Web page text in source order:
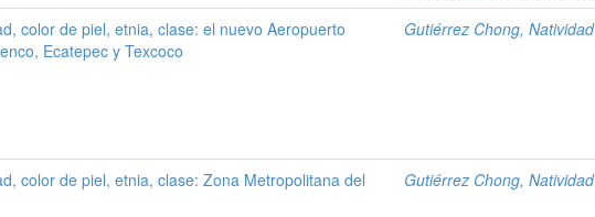
color de piel, etnia, clase: el nuevo Aeropuerto
Ecatepec y Texcoco
Gutiérrez Chong, Natividad
color de piel, etnia, clase: Zona Metropolitana del
Gutiérrez Chong, Natividad